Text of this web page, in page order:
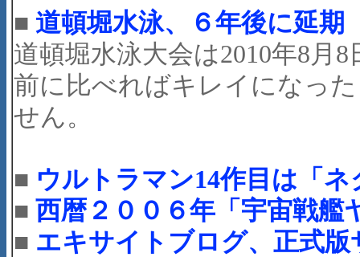
■ 道頓堀水泳、６年後に延
道頓堀水泳大会は2010年8月
前に比べればキレイになっ
せん。
■ ウルトラマン14作目は「ネ
■ 西暦２００６年「宇宙戦艦
■ エキサイトブログ、正式